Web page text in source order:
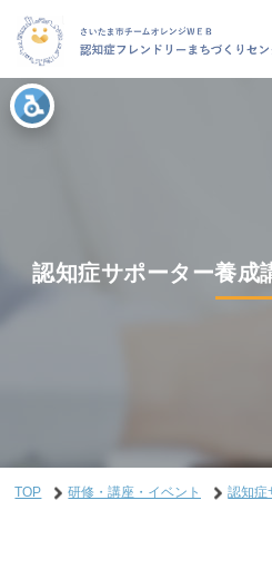
認知症サポーター養成
TOP 研修・講座・イベント 認知症